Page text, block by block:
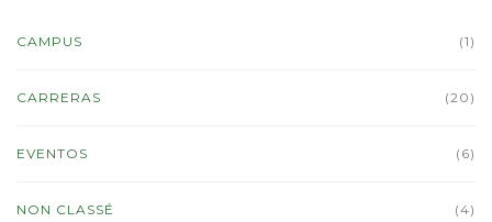
CAMPUS (1)
CARRERAS (20)
EVENTOS (6)
NON CLASSÉ (4)